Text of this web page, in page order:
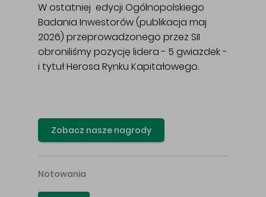
W ostatniej edycji Ogólnopolskiego
Badania Inwestorów (publikacja maj
2026) przeprowadzonego przez SII
obroniliśmy pozycję lidera - 5 gwiazdek -
i tytuł Herosa Rynku Kapitałowego.
Zobacz nasze nagrody
Notowania